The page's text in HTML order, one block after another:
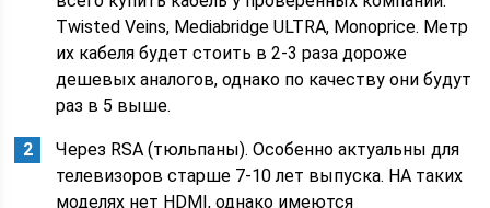
Twisted Veins, Mediabridge ULTRA, Monoprice. Метр
их кабеля будет стоить в 2-3 раза дороже
дешевых аналогов, однако по качеству они будут
раз в 5 выше.
Через RSA (тюльпаны). Особенно актуальны для
телевизоров старше 7-10 лет выпуска. НА таких
моделях нет HDMI, однако имеются